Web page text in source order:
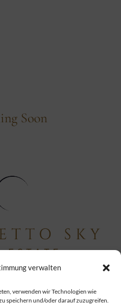
verwalten
verwenden wir Technologien wie
speichern und/oder darauf zuzugreifen.
Soon